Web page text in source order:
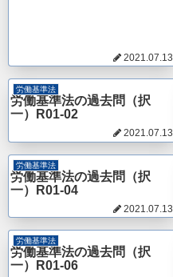
2021.07.13
労働基準法
労働基準法の過去問（択
一）R01-02
2021.07.13
労働基準法
労働基準法の過去問（択
一）R01-04
2021.07.13
労働基準法
労働基準法の過去問（択
一）R01-06